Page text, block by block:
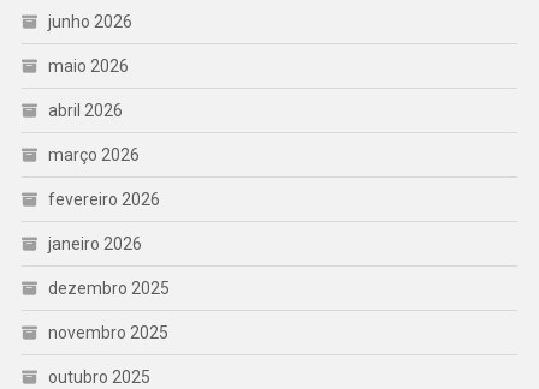
junho 2026
maio 2026
abril 2026
março 2026
fevereiro 2026
janeiro 2026
dezembro 2025
novembro 2025
outubro 2025